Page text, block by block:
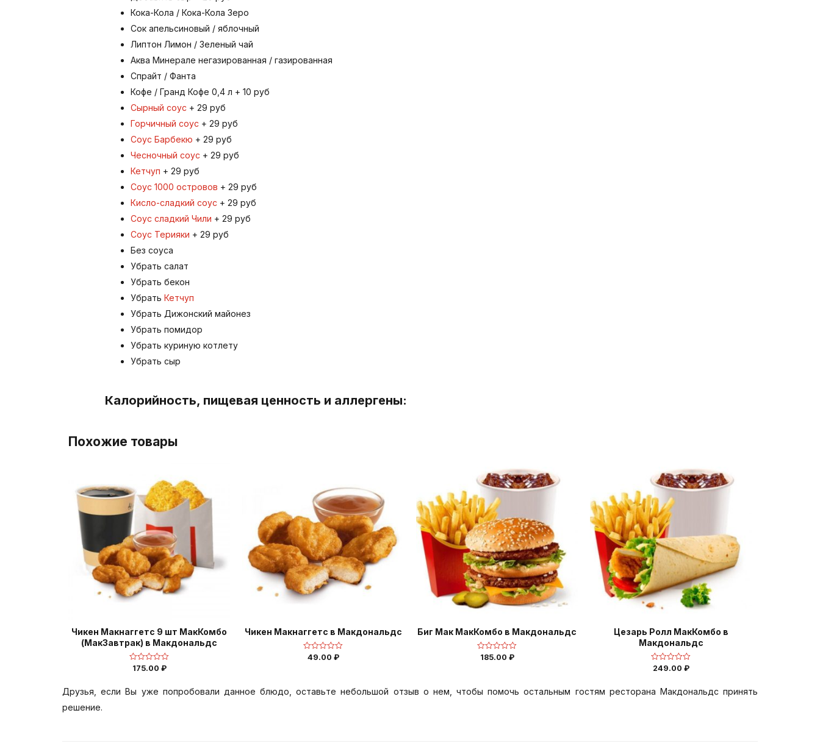
Кока-Кола / Кока-Кола Зеро
Сок апельсиновый / яблочный
Липтон Лимон / Зеленый чай
Аква Минерале негазированная / газированная
Спрайт / Фанта
Кофе / Гранд Кофе 0,4 л + 10 руб
Сырный соус + 29 руб
Горчичный соус + 29 руб
Соус Барбекю + 29 руб
Чесночный соус + 29 руб
Кетчуп + 29 руб
Соус 1000 островов + 29 руб
Кисло-сладкий соус + 29 руб
Соус сладкий Чили + 29 руб
Соус Терияки + 29 руб
Без соуса
Убрать салат
Убрать бекон
Убрать Кетчуп
Убрать Дижонский майонез
Убрать помидор
Убрать куриную котлету
Убрать сыр
Калорийность, пищевая ценность и аллергены:
Похожие товары
Чикен Макнаггетс 9 шт МакКомбо
(МакЗавтрак) в Макдональдс
Оценка
5
175.00 ₽
Чикен Макнаггетс в Макдональдс
Оценка
49.00 ₽
Биг Мак МакКомбо в Макдональдс
Оценка
185.00 ₽
Цезарь Ролл МакКомбо в
Макдональдс
Оценка
5
249.00 ₽
Друзья, если Вы уже попробовали данное блюдо, оставьте небольшой отзыв о нем, чтобы помочь остальным гостям ресторана Макдональдс принять
решение.